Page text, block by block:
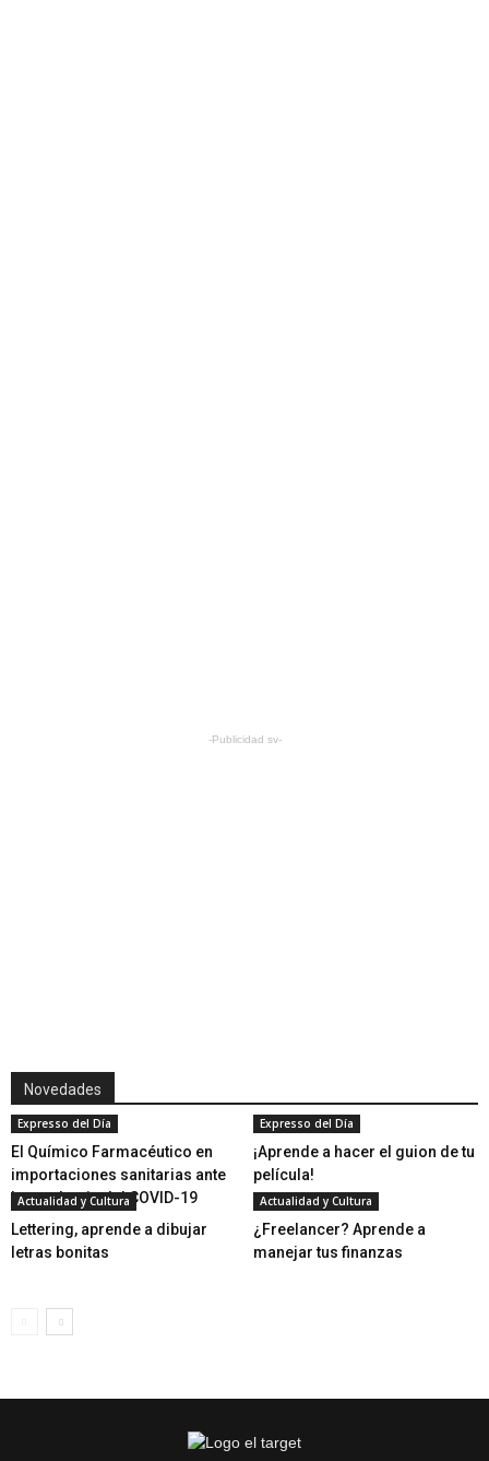
-Publicidad sv-
Novedades
Expresso del Día
El Químico Farmacéutico en
importaciones sanitarias ante
la pandemia del COVID-19
Expresso del Día
¡Aprende a hacer el guion de tu
película!
Actualidad y Cultura
Lettering, aprende a dibujar
letras bonitas
Actualidad y Cultura
¿Freelancer? Aprende a
manejar tus finanzas